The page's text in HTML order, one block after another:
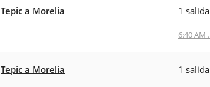
Tepic a Morelia 1 salida
6:40 AM
Tepic a Morelia 1 salida